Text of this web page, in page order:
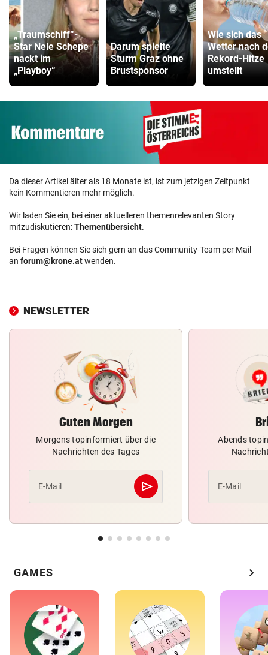
„Traumschiff“-
Star Nele Schepe
nackt im
„Playboy“
Darum spielte
Sturm Graz ohne
Brustsponsor
Wie sich das
Wetter nach
Rekord-Hitze
umstellt
Da dieser Artikel älter als 18 Monate ist, ist zum jetzigen Zeitpunkt
kein Kommentieren mehr möglich.
Wir laden Sie ein, bei einer aktuelleren themenrelevanten Story
mitzudiskutieren:Themenübersicht.
Bei Fragen können Sie sich gern an das Community-Team per Mail
an forum@krone.atwenden.
NEWSLETTER
Guten Morgen
Morgens topinformiert über die
Nachrichten des Tages
E-Mail send
Abschicken
Abends
E-Mail
GAMES chevron_right